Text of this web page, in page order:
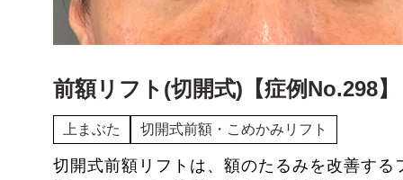
前額リフト(切開式)【症例No.298】
上まぶた 切開式前額・こめかみリフト
切開式前額リフトは、額のたるみを改善する